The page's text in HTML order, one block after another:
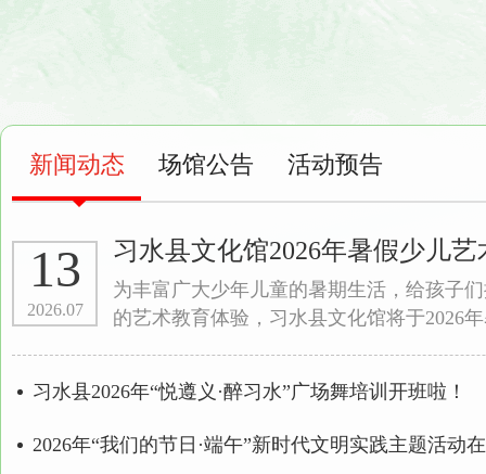
新闻动态 场馆公告 活动预告
13
2026.07
为丰富广大少年儿童的暑期生活，给孩子
的艺术教育体验，习水县文化馆将于2026
习水县2026年“悦遵义·醉习水”广场舞培训开班啦！